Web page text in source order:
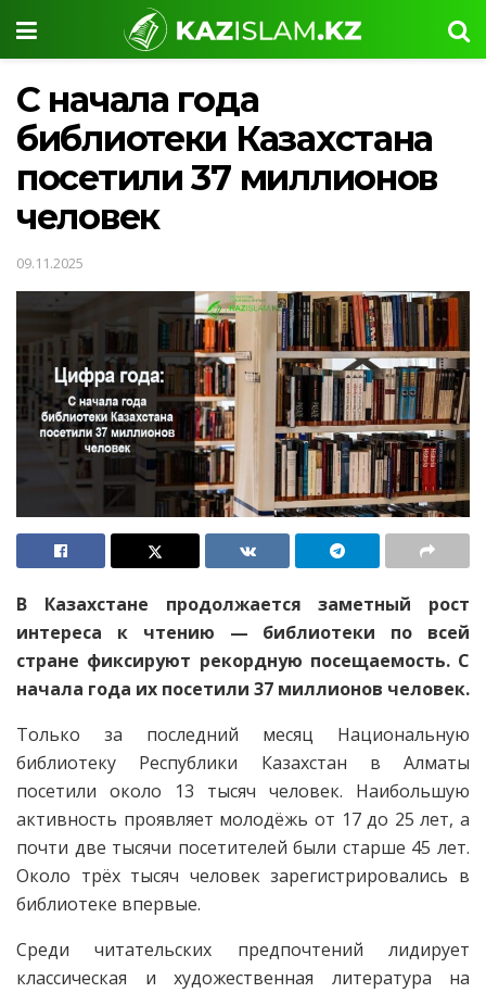
С начала года
библиотеки Казахстана
посетили 37 миллионов
человек
09.11.2025
В Казахстане продолжается заметный рост
интереса к чтению — библиотеки по всей
стране фиксируют рекордную посещаемость. С
начала года их посетили 37 миллионов человек.
Только за последний месяц Национальную
библиотеку Республики Казахстан в Алматы
посетили около 13 тысяч человек. Наибольшую
активность проявляет молодёжь от 17 до 25 лет, а
почти две тысячи посетителей были старше 45 лет.
Около трёх тысяч человек зарегистрировались в
библиотеке впервые.
Среди читательских предпочтений лидирует
классическая и художественная литература на